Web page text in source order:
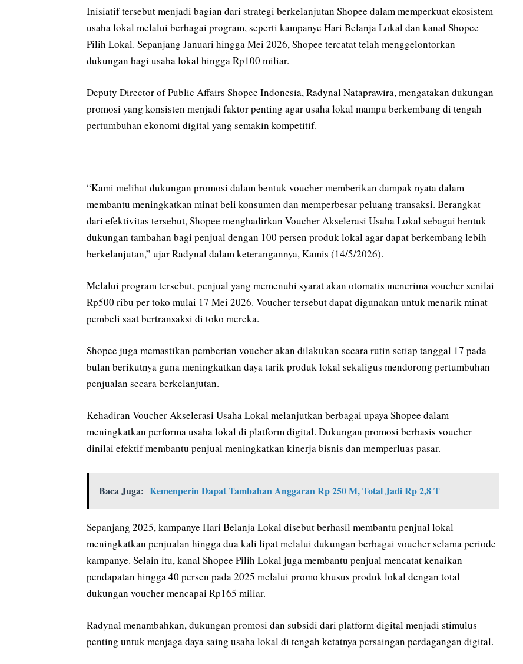
Inisiatif tersebut menjadi bagian dari strategi berkelanjutan Shopee dalam memperkuat ekosistem
usaha lokal melalui berbagai program, seperti kampanye Hari Belanja Lokal dan kanal Shopee
Pilih Lokal. Sepanjang Januari hingga Mei 2026, Shopee tercatat telah menggelontorkan
dukungan bagi usaha lokal hingga Rp100 miliar.
Deputy Director of Public Affairs Shopee Indonesia, Radynal Nataprawira, mengatakan dukungan
promosi yang konsisten menjadi faktor penting agar usaha lokal mampu berkembang di tengah
pertumbuhan ekonomi digital yang semakin kompetitif.
“Kami melihat dukungan promosi dalam bentuk voucher memberikan dampak nyata dalam
membantu meningkatkan minat beli konsumen dan memperbesar peluang transaksi. Berangkat
dari efektivitas tersebut, Shopee menghadirkan Voucher Akselerasi Usaha Lokal sebagai bentuk
dukungan tambahan bagi penjual dengan 100 persen produk lokal agar dapat berkembang lebih
berkelanjutan,” ujar Radynal dalam keterangannya, Kamis (14/5/2026).
Melalui program tersebut, penjual yang memenuhi syarat akan otomatis menerima voucher senilai
Rp500 ribu per toko mulai 17 Mei 2026. Voucher tersebut dapat digunakan untuk menarik minat
pembeli saat bertransaksi di toko mereka.
Shopee juga memastikan pemberian voucher akan dilakukan secara rutin setiap tanggal 17 pada
bulan berikutnya guna meningkatkan daya tarik produk lokal sekaligus mendorong pertumbuhan
penjualan secara berkelanjutan.
Kehadiran Voucher Akselerasi Usaha Lokal melanjutkan berbagai upaya Shopee dalam
meningkatkan performa usaha lokal di platform digital. Dukungan promosi berbasis voucher
dinilai efektif membantu penjual meningkatkan kinerja bisnis dan memperluas pasar.
Baca Juga: Kemenperin Dapat Tambahan Anggaran Rp 250 M, Total Jadi Rp 2,8 T
Sepanjang 2025, kampanye Hari Belanja Lokal disebut berhasil membantu penjual lokal
meningkatkan penjualan hingga dua kali lipat melalui dukungan berbagai voucher selama periode
kampanye. Selain itu, kanal Shopee Pilih Lokal juga membantu penjual mencatat kenaikan
pendapatan hingga 40 persen pada 2025 melalui promo khusus produk lokal dengan total
dukungan voucher mencapai Rp165 miliar.
Radynal menambahkan, dukungan promosi dan subsidi dari platform digital menjadi stimulus
penting untuk menjaga daya saing usaha lokal di tengah ketatnya persaingan perdagangan digital.